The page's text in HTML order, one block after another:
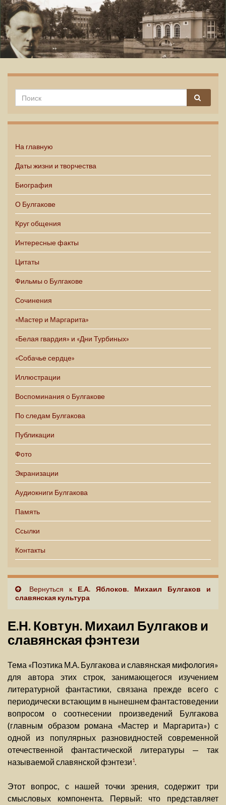
На главную
Даты жизни и творчества
Биография
О Булгакове
Круг общения
Интересные факты
Цитаты
Фильмы о Булгакове
Сочинения
«Мастер и Маргарита»
«Белая гвардия» и «Дни Турбиных»
«Собачье сердце»
Иллюстрации
Воспоминания о Булгакове
По следам Булгакова
Публикации
Фото
Экранизации
Аудиокниги Булгакова
Память
Ссылки
Контакты
Вернуться к Е.А. Яблоков. Михаил Булгаков и
славянская культура
Е.Н. Ковтун. Михаил Булгаков и
славянская фэнтези
Тема «Поэтика М.А. Булгакова и славянская мифология»
для автора этих строк, занимающегося изучением
литературной фантастики, связана прежде всего с
периодически встающим в нынешнем фантастоведении
вопросом о соотнесении произведений Булгакова
(главным образом романа «Мастер и Маргарита») с
одной из популярных разновидностей современной
отечественной фантастической литературы — так
называемой славянской фэнтези1.
Этот вопрос, с нашей точки зрения, содержит три
смысловых компонента. Первый: что представляет